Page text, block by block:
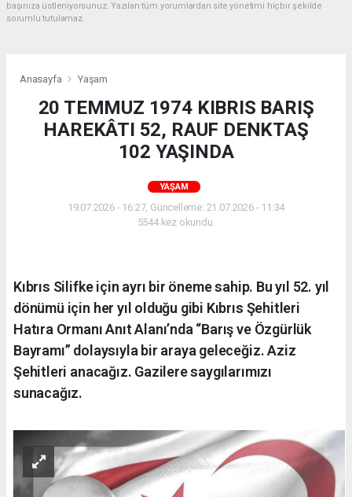
başınıza üstleniyorsunuz. Yazılan tüm yorumlardan site yönetimi hiçbir şekilde
sorumlu tutulamaz.
Anasayfa Yaşam
20 TEMMUZ 1974 KIBRIS BARIŞ
HAREKÂTI 52, RAUF DENKTAŞ
102 YAŞINDA
YAŞAM
19.07.2026 - 16:27, Güncelleme: 21.07.2026 - 11:34
5544 kez okundu.
Kıbrıs Silifke için ayrı bir öneme sahip. Bu yıl 52. yıl
dönümü için her yıl olduğu gibi Kıbrıs Şehitleri
Hatıra Ormanı Anıt Alanı’nda “Barış ve Özgürlük
Bayramı” dolaysıyla bir araya geleceğiz. Aziz
Şehitleri anacağız. Gazilere saygılarımızı
sunacağız.